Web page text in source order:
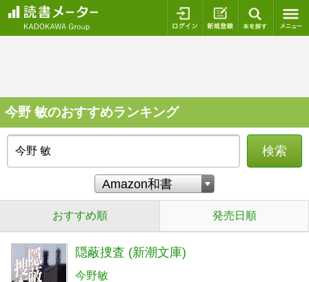
ログイン 新規登録
今野 敏のおすすめランキング
検索
おすすめ順 発売日順
隠蔽捜査 (新潮文庫)
今野敏